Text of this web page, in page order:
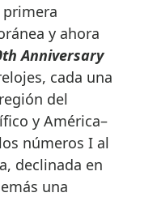
primera
y ahora
Anniversary
cada una
del
y América–
números I al
declinada en
una